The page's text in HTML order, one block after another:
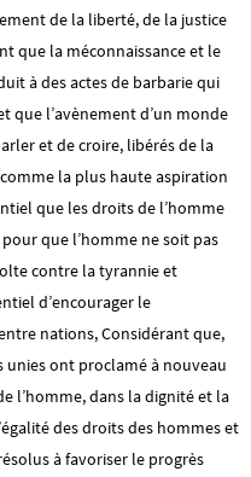
de la liberté, de la justice
que la méconnaissance et le
à des actes de barbarie qui
que l’avènement d’un monde
et de croire, libérés de la
la plus haute aspiration
que les droits de l’homme
que l’homme ne soit pas
contre la tyrannie et
d’encourager le
nations, Considérant que,
unies ont proclamé à nouveau
l’homme, dans la dignité et la
des droits des hommes et
à favoriser le progrès